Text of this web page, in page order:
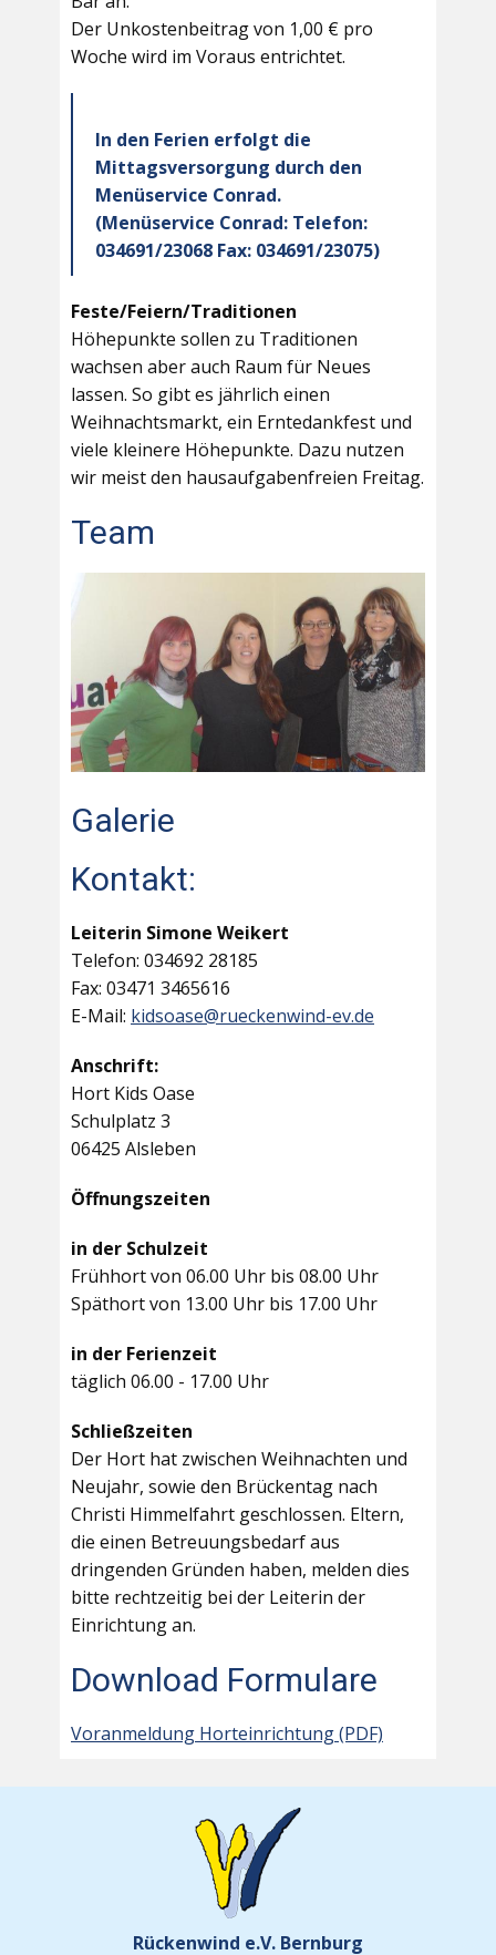
Der Unkostenbeitrag von 1,00 € pro
Woche wird im Voraus entrichtet.
In den Ferien erfolgt die
Mittagsversorgung durch den
Menüservice Conrad.
(Menüservice Conrad: Telefon:
034691/23068 Fax: 034691/23075)
Feste/Feiern/Traditionen
Höhepunkte sollen zu Traditionen
wachsen aber auch Raum für Neues
lassen. So gibt es jährlich einen
Weihnachtsmarkt, ein Erntedankfest und
viele kleinere Höhepunkte. Dazu nutzen
wir meist den hausaufgabenfreien Freitag.
Team
Galerie
Kontakt:
Leiterin Simone Weikert
Telefon: 034692 28185
Fax: 03471 3465616
E-Mail: kidsoase@rueckenwind-ev.de
Anschrift:
Hort Kids Oase
Schulplatz 3
06425 Alsleben
Öffnungszeiten
in der Schulzeit
Frühhort von 06.00 Uhr bis 08.00 Uhr
Späthort von 13.00 Uhr bis 17.00 Uhr
in der Ferienzeit
täglich 06.00 - 17.00 Uhr
Schließzeiten
Der Hort hat zwischen Weihnachten und
Neujahr, sowie den Brückentag nach
Christi Himmelfahrt geschlossen. Eltern,
die einen Betreuungsbedarf aus
dringenden Gründen haben, melden dies
bitte rechtzeitig bei der Leiterin der
Einrichtung an.
Download Formulare
Voranmeldung Horteinrichtung (PDF)
Rückenwind e.V. Bernburg